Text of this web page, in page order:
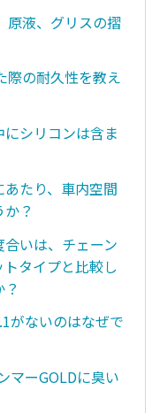
原液、グリスの摺
際の耐久性を教え
シリコンは含ま
たり、車内空間
？
いは、チェーン
タイプと比較し
がないのはなぜで
マーGOLDに臭い